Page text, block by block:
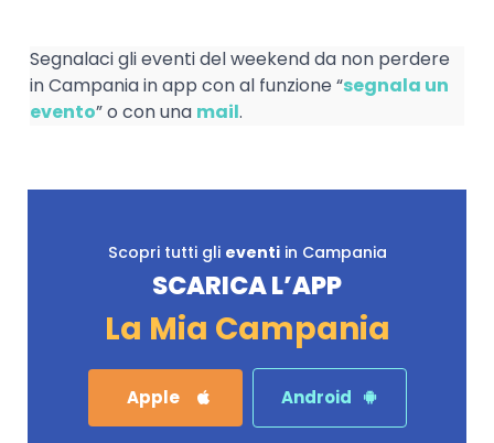
Segnalaci gli eventi del weekend da non perdere
in Campania in app con al funzione “segnala un
evento” o con una mail.
Scopri tutti gli eventiin Campania
SCARICA L’APP
La Mia Campania
Apple Android